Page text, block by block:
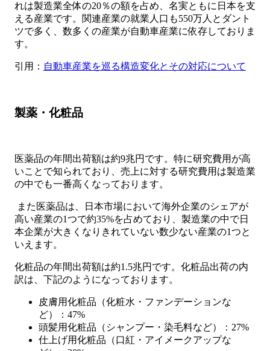
れは製造業全体の20％の額を占め、名実ともに日本を支
える産業です。関連産業の就業人口も550万人とダント
ツで多く、数多くの産業が自動車産業に依存しておりま
す。
引用： 自動車産業を巡る構造変化とその対応について
製薬・化粧品
医薬品の年間出荷額は約9兆円です。特に研究費用が高
いことで知られており、売上に対する研究費用は製造業
の中でも一番高くなっております。
また医薬品は、日本市場において海外企業のシェアが
高い産業の1つで約35%を占めており、製造業の中で日
本企業が大きくなりきれていない数少ない産業の1つと
いえます。
化粧品の年間出荷額は約1.5兆円です。化粧品出荷の内
訳は、下記のようになっております。
皮膚用化粧品（化粧水・ファンデーションな
ど）：47%
頭髪用化粧品（シャンプー・染毛料など）：27%
仕上げ用化粧品（口紅・アイメークアップな